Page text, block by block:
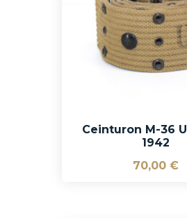
Ceinturon M-36
1942
70,00 €